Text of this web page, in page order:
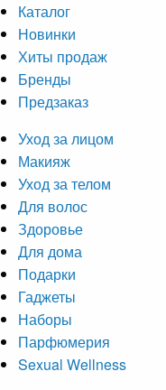
Каталог
Новинки
Хиты продаж
Бренды
Предзаказ
Уход за лицом
Макияж
Уход за телом
Для волос
Здоровье
Для дома
Подарки
Гаджеты
Наборы
Парфюмерия
Sexual Wellness